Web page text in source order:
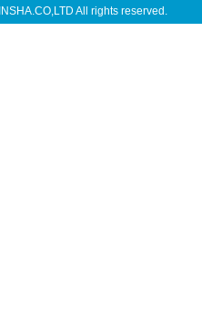
All rights reserved.